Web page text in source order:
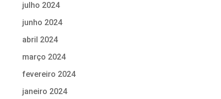
julho 2024
junho 2024
abril 2024
março 2024
fevereiro 2024
janeiro 2024